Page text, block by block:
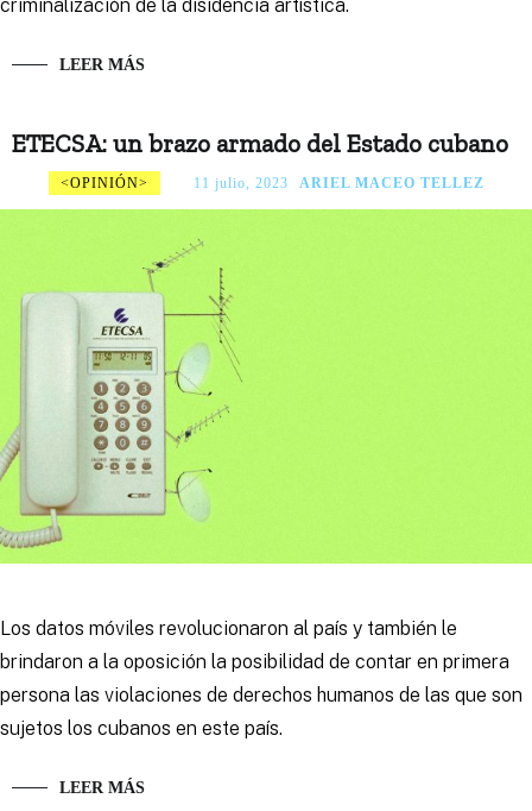
criminalización de la disidencia artística.
LEER MÁS
ETECSA: un brazo armado del Estado cubano
OPINIÓN 11 julio, 2023 ARIEL MACEO TELLEZ
Los datos móviles revolucionaron al país y también le
brindaron a la oposición la posibilidad de contar en primera
persona las violaciones de derechos humanos de las que son
sujetos los cubanos en este país.
LEER MÁS